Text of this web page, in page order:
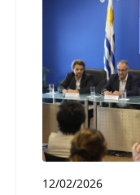
12/02/2026